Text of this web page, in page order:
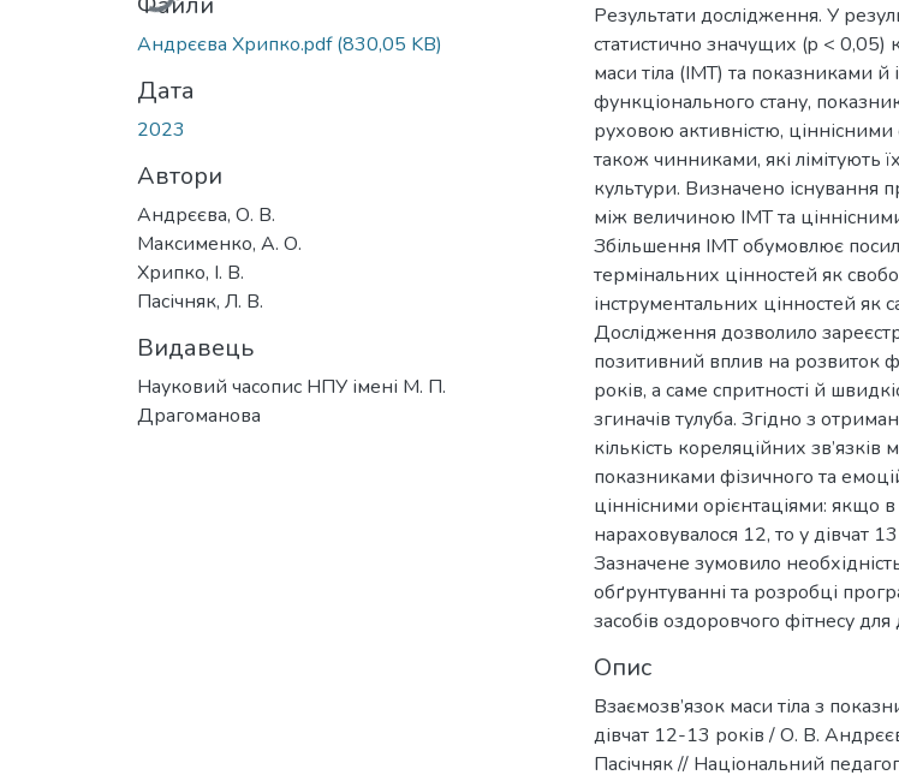
Андрєєва Хрипко.pdf(830,05 KB)
Дата
2023
Автори
Андрєєва, О. В.
Максименко, А. О.
Хрипко, І. В.
Пасічняк, Л. В.
Видавець
Науковий часопис НПУ імені М. П.
Драгоманова
Результати дослідження. У
статистично значущих (p < 0,05)
маси тіла (ІМТ) та показниками
функціонального стану,
руховою активністю, ціннісними
також чинниками, які лімітують
культури. Визначено існування
між величиною ІМТ та
Збільшення ІМТ обумовлює
термінальних цінностей як
інструментальних цінностей як
Дослідження дозволило
позитивний вплив на розвиток
років, а саме спритності й
згиначів тулуба. Згідно з
кількість кореляційних
показниками фізичного та
ціннісними орієнтаціями: якщо в
нараховувалося 12, то у дівчат
Зазначене зумовило
обґрунтуванні та розробці
засобів оздоровчого фітнесу
Опис
Взаємозв’язок маси тіла з
дівчат 12-13 років / О. В.
Пасічняк // Національний